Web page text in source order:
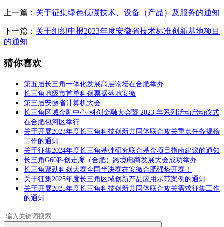
上一篇： 关于征集绿色低碳技术、设备（产品）及服务的通知
下一篇： 关于组织申报2023年度安徽省技术标准创新基地项目
的通知
猜你喜欢
第五届长三角一体化发展高层论坛在合肥举办
长三角地级市首单科创票据落地安徽
第三届安徽省计算机大会
长三角区域金融中心·科创金融大会暨 2023 年系列活动启动仪式
在合肥包河区举行
关于开展2023年度长三角科技创新共同体联合攻关重点任务揭榜
工作的通知
关于征集2024年度长三角基础研究联合基金项目指南建议的通知
长三角G60科创走廊（合肥）跨境电商发展大会成功举办
长三角聚劲科创大赛全国半决赛在安徽合肥强势开赛！
关于征集2025年度长三角区域创新产品应用示范案例的通知
关于开展2025年度长三角科技创新共同体联合攻关需求征集工作
的通知